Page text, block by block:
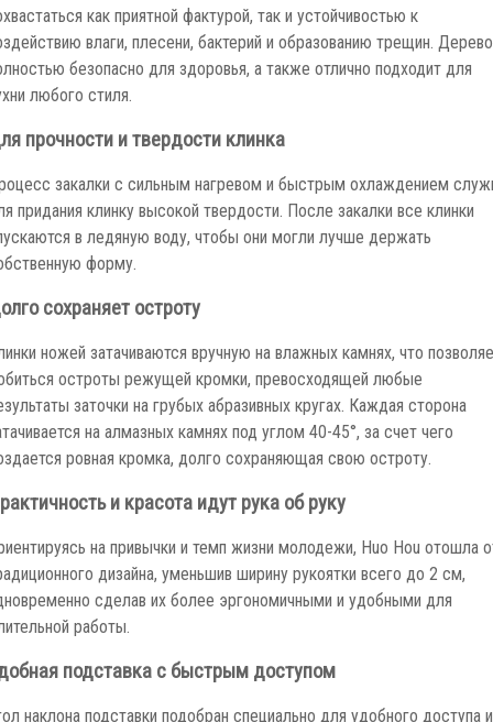
как приятной фактурой, так и устойчивостью к
влаги, плесени, бактерий и образованию трещин. Дерево
безопасно для здоровья, а также отлично подходит для
любого стиля.
прочности и твердости клинка
закалки с сильным нагревом и быстрым охлаждением
придания клинку высокой твердости. После закалки все клинки
в ледяную воду, чтобы они могли лучше держать
форму.
сохраняет остроту
ножей затачиваются вручную на влажных камнях, что
остроты режущей кромки, превосходящей любые
заточки на грубых абразивных кругах. Каждая сторона
на алмазных камнях под углом 40-45°, за счет чего
ровная кромка, долго сохраняющая свою остроту.
и красота идут рука об руку
на привычки и темп жизни молодежи, Huo Hou отошла
дизайна, уменьшив ширину рукоятки всего до 2 см,
сделав их более эргономичными и удобными для
работы.
подставка с быстрым доступом
наклона подставки подобран специально для удобного доступа и